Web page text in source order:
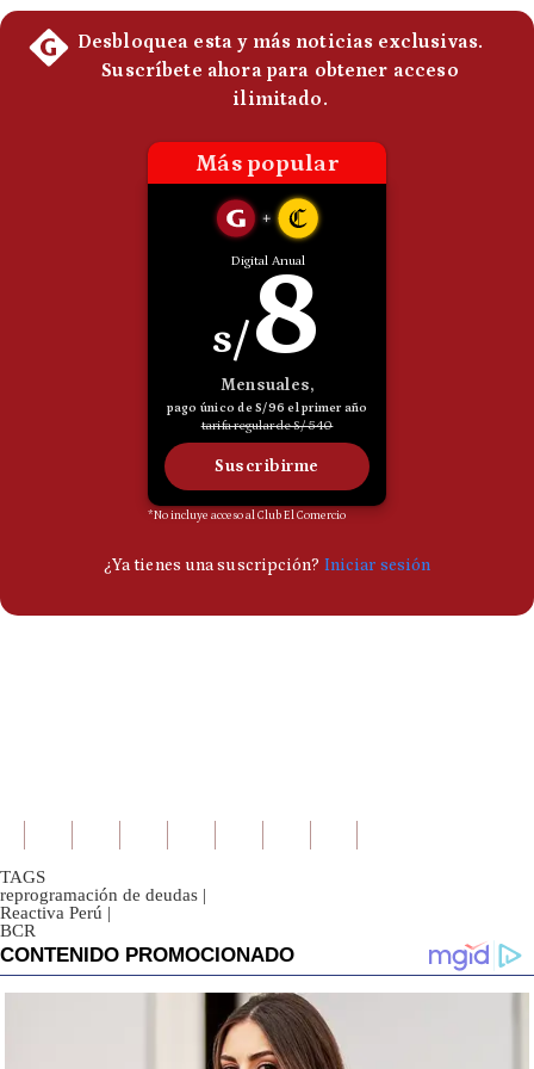
Politica
De
Cookies
TAGS
reprogramación de deudas |
Reactiva Perú |
BCR